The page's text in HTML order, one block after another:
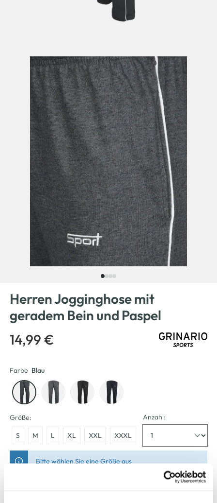
Herren Jogginghose mit
geradem Bein und Paspel
14,99 €
Farbe Blau
Größe:
S M L XL XXL XXXL
Anzahl:
Bitte wählen Sie eine Größe aus